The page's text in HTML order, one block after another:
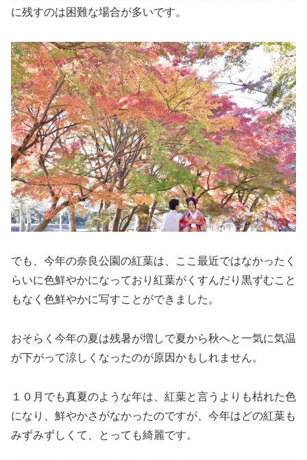
に残すのは困難な場合が多いです。
でも、今年の奈良公園の紅葉は、ここ最近ではなかったく
らいに色鮮やかになっており紅葉がくすんだり黒ずむこと
もなく色鮮やかに写すことができました。
おそらく今年の夏は残暑が増しで夏から秋へと一気に気温
が下がって涼しくなったのが原因かもしれません。
１０月でも真夏のような年は、紅葉と言うよりも枯れた色
になり、鮮やかさがなかったのですが、今年はどの紅葉も
みずみずしくて、とっても綺麗です。